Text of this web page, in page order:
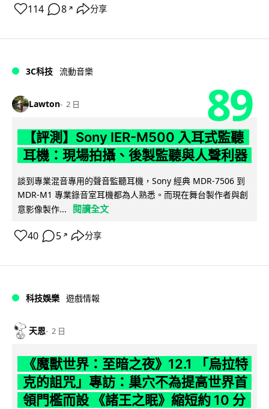
114 8 ↗ 分享
3C科技 流動音樂
Lawton 2 日 89
【評測】Sony IER-M500 入耳式監聽
耳機：現場拍攝、後製監聽與人聲利器
談到專業混音專用的聲音監聽耳機，Sony 經典 MDR-7506 到
MDR-M1 專業錄音室耳機都為人熟悉。而現在舞台製作者與創
意影像製作...
閱讀全文
40 5 ↗ 分享
科技娛樂 遊戲情報
天恩 2 日
《魔獸世界：至暗之夜》12.1 「烏拉特
克的詛咒」專訪：巢穴不為提高世界首
領門檻而設 《諸王之眠》縮短約 10 分